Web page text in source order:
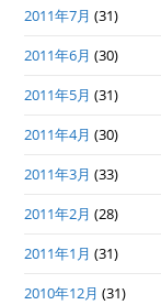
2011年7月 (31)
2011年6月 (30)
2011年5月 (31)
2011年4月 (30)
2011年3月 (33)
2011年2月 (28)
2011年1月 (31)
2010年12月 (31)